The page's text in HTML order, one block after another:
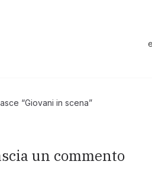
“Giovani in scena”
un commento